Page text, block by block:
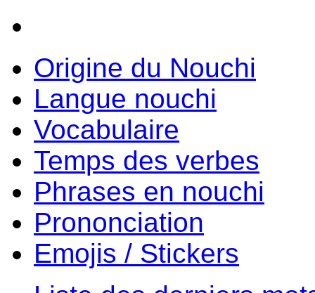
Origine du Nouchi
Langue nouchi
Vocabulaire
Temps des verbes
Phrases en nouchi
Prononciation
Emojis / Stickers